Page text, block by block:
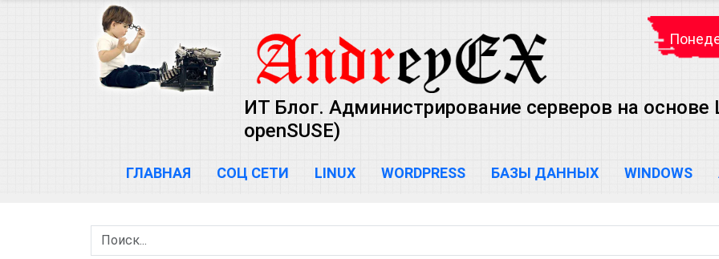
ИТ Блог. Администрирование серверов на основе
openSUSE)
ГЛАВНАЯ СОЦ СЕТИ LINUX WORDPRESS БАЗЫ ДАННЫХ WINDOWS